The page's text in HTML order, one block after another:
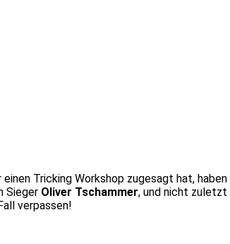
einen Tricking Workshop zugesagt hat,
Sieger Oliver Tschammer, und nicht
verpassen!